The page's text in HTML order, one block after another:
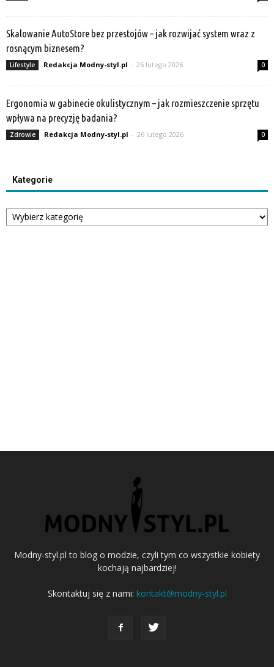
Skalowanie AutoStore bez przestojów – jak rozwijać system wraz z
rosnącym biznesem?
Lifestyle Redakcja Modny-styl.pl - 26 lutego 2026 0
Ergonomia w gabinecie okulistycznym – jak rozmieszczenie sprzętu
wpływa na precyzję badania?
Zdrowie Redakcja Modny-styl.pl - 26 lutego 2026 0
Kategorie
Kategorie
Modny-styl.pl to blog o modzie, czyli tym co wszystkie kobiety
kochają najbardziej!
Skontaktuj się z nami: kontakt@modny-styl.pl